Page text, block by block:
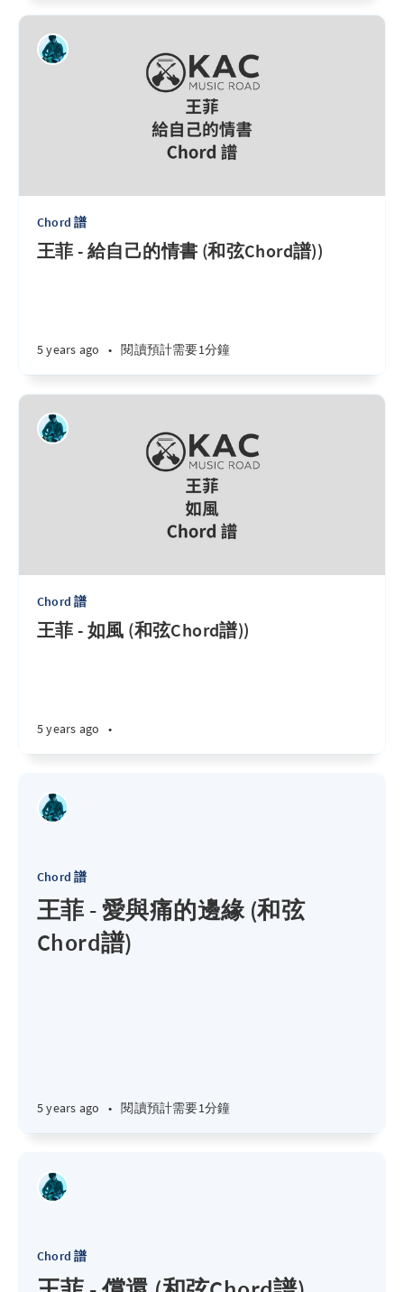
Chord 譜
王菲 - 給自己的情書 (和弦Chord譜))
5 years ago • 閱讀預計需要1分鐘
Chord 譜
王菲 - 如風 (和弦Chord譜))
5 years ago •
Chord 譜
王菲 - 愛與痛的邊緣 (和弦
Chord譜)
5 years ago • 閱讀預計需要1分鐘
Chord 譜